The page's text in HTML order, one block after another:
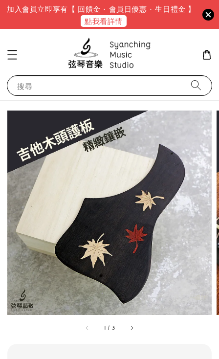
加入會員立即享有【 回饋金 · 會員日優惠 · 生日禮金 】
點我看詳情
搜尋
1 / 3